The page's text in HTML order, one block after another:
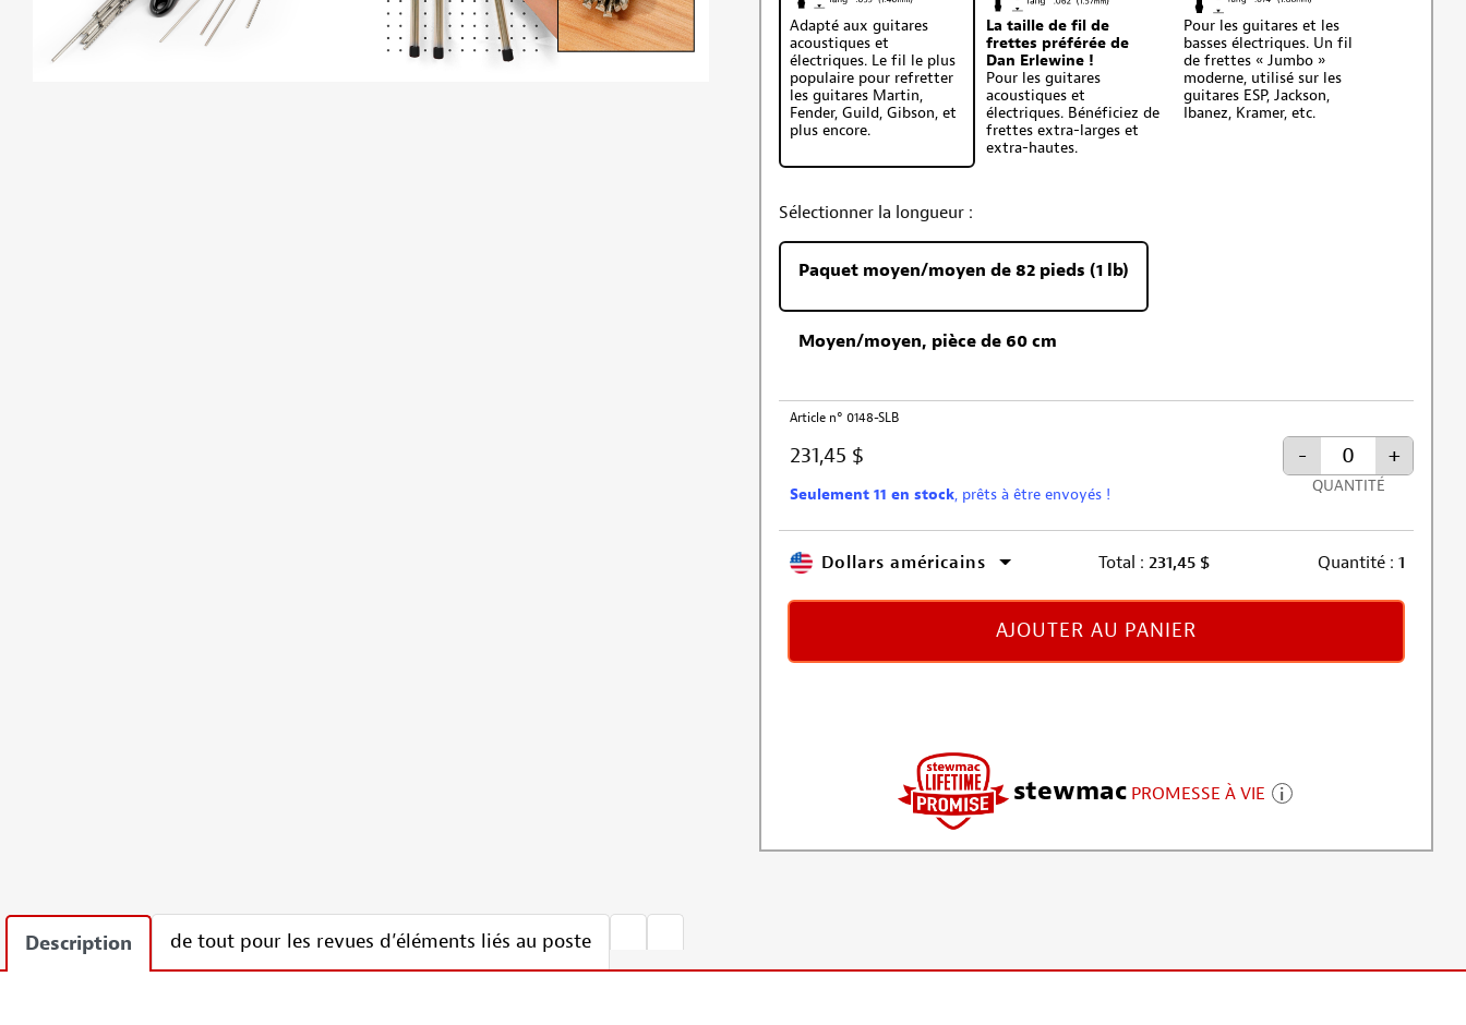
Adapté aux guitares
acoustiques et
électriques. Le fil le plus
populaire pour refretter
les guitares Martin,
Fender, Guild, Gibson, et
plus encore.
La taille de fil de
frettes préférée de
Dan Erlewine !
Pour les guitares
acoustiques et
électriques. Bénéficiez de
frettes extra-larges et
extra-hautes.
Pour les guitares et les
basses électriques. Un fil
de frettes « Jumbo »
moderne, utilisé sur les
guitares ESP, Jackson,
Ibanez, Kramer, etc.
Sélectionner la longueur :
Paquet moyen/moyen de 82 pieds (1 lb)
Moyen/moyen, pièce de 60 cm
Article n° 0148-SLB
231,45 $
Seulement 11 en stock, prêts à être envoyés !
- +
QUANTITÉ
Dollars américains Total : 231,45 $ Quantité : 1
AJOUTER AU PANIER
stewmac PROMESSE À VIE
Description de tout pour les revues d’éléments liés au poste